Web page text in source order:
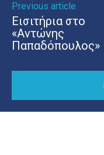
Previous article
Εισιτήρια στο
«Αντώνης
Παπαδόπουλος»